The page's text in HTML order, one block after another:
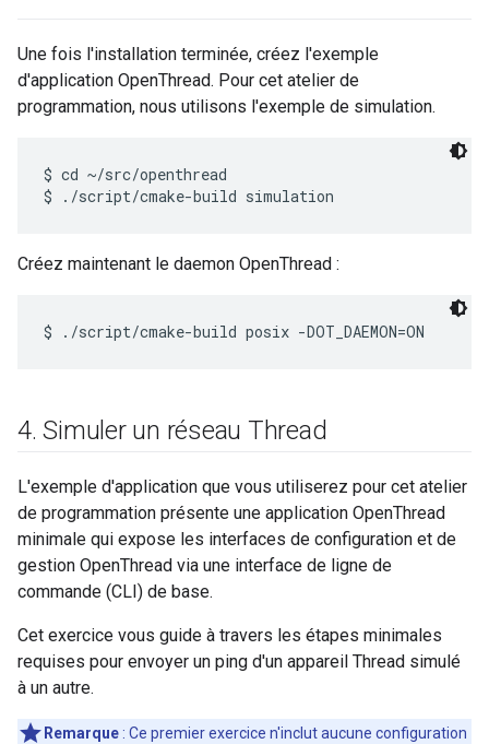
Une fois l'installation terminée, créez l'exemple
d'application OpenThread. Pour cet atelier de
programmation, nous utilisons l'exemple de simulation.
$ cd ~/src/openthread
Créez maintenant le daemon OpenThread :
4. Simuler un réseau Thread
L'exemple d'application que vous utiliserez pour cet atelier
de programmation présente une application OpenThread
minimale qui expose les interfaces de configuration et de
gestion OpenThread via une interface de ligne de
commande (CLI) de base.
Cet exercice vous guide à travers les étapes minimales
requises pour envoyer un ping d'un appareil Thread simulé
à un autre.
Remarque : Ce premier exercice n'inclut aucune configuration